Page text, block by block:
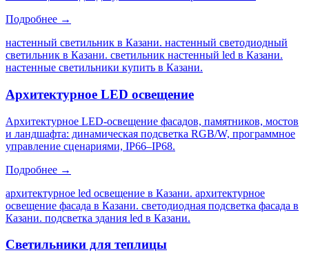
Подробнее →
настенный светильник в Казани. настенный светодиодный
светильник в Казани. светильник настенный led в Казани.
настенные светильники купить в Казани.
Архитектурное LED освещение
Архитектурное LED-освещение фасадов, памятников, мостов
и ландшафта: динамическая подсветка RGB/W, программное
управление сценариями, IP66–IP68.
Подробнее →
архитектурное led освещение в Казани. архитектурное
освещение фасада в Казани. светодиодная подсветка фасада в
Казани. подсветка здания led в Казани.
Светильники для теплицы